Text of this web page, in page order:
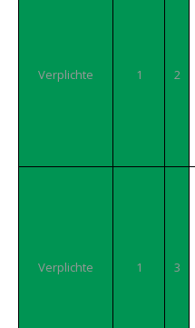
Verplichte 1 2
Verplichte 1 3